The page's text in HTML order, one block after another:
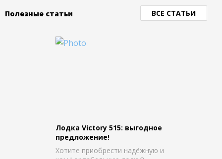
Полезные статьи ВСЕ СТАТЬИ
Лодка Victory 515: выгодное
предложение!
Хотите приобрести надёжную и